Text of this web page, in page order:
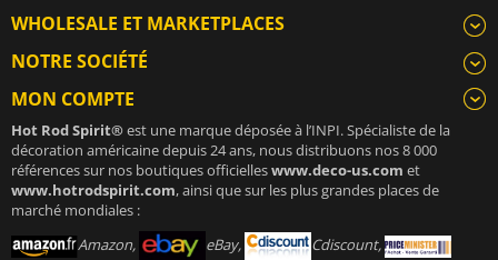
WHOLESALE ET MARKETPLACES
NOTRE SOCIÉTÉ
MON COMPTE
Hot Rod Spirit®est une marque déposée à l’INPI. Spécialiste de la
décoration américaine depuis 24 ans, nous distribuons nos 8 000
références sur nos boutiques officielleswww.deco-us.com et
www.hotrodspirit.com, ainsi que sur les plus grandes places de
marché mondiales :
Amazon,
eBay,
Cdiscount,